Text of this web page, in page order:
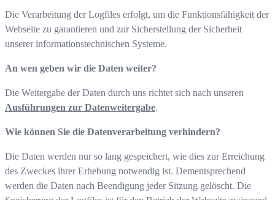
Die Verarbeitung der Logfiles erfolgt, um die Funktionsfähigkeit der
Webseite zu garantieren und zur Sicherstellung der Sicherheit
unserer informationstechnischen Systeme.
An wen geben wir die Daten weiter?
Die Weitergabe der Daten durch uns richtet sich nach unseren
Ausführungen zur Datenweitergabe.
Wie können Sie die Datenverarbeitung verhindern?
Die Daten werden nur so lang gespeichert, wie dies zur Erreichung
des Zweckes ihrer Erhebung notwendig ist. Dementsprechend
werden die Daten nach Beendigung jeder Sitzung gelöscht. Die